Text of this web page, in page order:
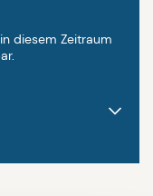
Küche mit
Toster und
Badezimmer
diesem Zeitraum